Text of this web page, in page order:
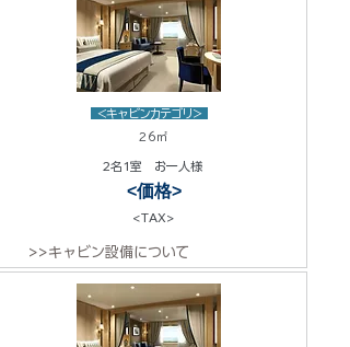
<キャビンカテゴリ>
26㎡
2名1室 お一人様
<価格>
<TAX>
>>キャビン設備について